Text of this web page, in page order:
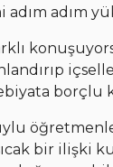
adım
borçlu
bir ilişki